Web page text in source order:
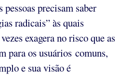
precisam saber
radicais” às quais
exagera no risco que as
para os usuários comuns,
e sua visão é